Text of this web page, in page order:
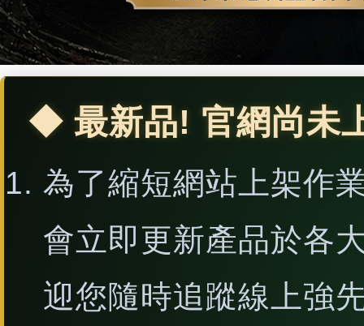
◆ 最新品! 官網尚未
為了縮短網站上架作
會立即更新產品於各
迎您隨時追蹤線上強